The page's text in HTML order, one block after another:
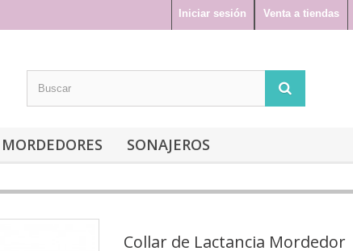
Venta a tiendas
Iniciar sesión
MORDEDORES SONAJEROS
Collar de Lactancia Mordedor